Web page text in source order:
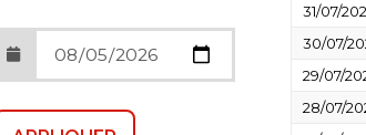
31/07/
30/07/
29/07/
28/07/